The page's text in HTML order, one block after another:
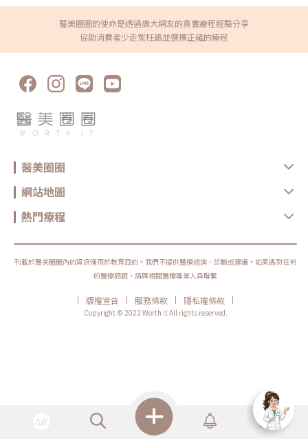
分醫師會搭配鎮定、抗敏或修復保養，請依照指示使用。5. 避免前往高溫環
境或激烈運動治療後 24–48 小時內避免熱水洗臉、泡澡或激烈運動，以免
刺激皮膚。如何預防雀斑？五個日常習慣很重要雀斑雖與遺傳有關，但日常
保護仍能大幅降低變深與增加的風險。雀斑雖然難以完全杜絕，但可以大幅
Reepot AI時光雷射效果與價格全解析眼皮上黃色的斑塊，原來是黃斑瘤！
黃斑瘤該如何治療？皮膚暗沈原因總整理｜5大膚況問題與醫美改善建議一
次看懂常見 Q&A：改善雀斑一定要知道這些Q1：雀斑可以完全去除嗎？雀
顯改善」而非永久消失，尤其是具有遺傳體質的人，更容易在日曬後再次出
現。透過適當的治療與穩定的防曬，可以讓雀斑變得更不明顯、維持較長時
間的好狀態。Q2：治療會痛嗎？需要敷麻嗎？淡斑類療程多為可耐受的微
更舒適。Q3：會不會反黑？淡斑類療程（皮秒、紅寶石雷射、脈衝光）都
有可能出現術後反黑，但發生機率會因膚色、治療能量與術後照護而不同。
中，膚色偏深者反黑風險較高；脈衝光則較溫和，但仍可能短暫變深。降低
反黑的重點在於：嚴格防曬、避免酸類美白產品、加強保濕，多數反黑屬暫
時性，會隨時間逐漸代謝。Q4：皮秒雷射和 AI 時光雷射，哪個比較適合？
皮秒雷射主要用於較集中處理雀斑、曬斑等色素問題；AI 時光雷射則偏向溫
療程選擇仍需依斑點類型、深淺與個人膚質評估，建議由醫師諮詢後，規劃
時、紅感下降後即可上淡妝，但仍需依個人膚況調整。如果有些微結痂或脆
弱感，建議先避免遮瑕、粉底等較厚重的彩妝，以免造成刺激或影響修復。
等皮膚恢復平滑後再正常上妝會更安全。斑點本身不是問題，真正困擾人的
議，淡斑可以變得更輕鬆，也更有方向。如果仍不確定自己的斑點屬性，建
議由專業醫師協助評估，找到最適合自己的改善方式。★溫馨提醒★小編要
提醒大家，醫療並非單純的商業交易，所有的療程都伴隨著風險。因此，作
醫美圈圈的使命是透過廣大網友的真實療程經驗分享
協助消費者少走冤枉路並選擇正確的療程
醫美圈圈
網站地圖
熱門療程
刊載於醫美圈圈內的資訊僅用於教育目的。我們不提供醫療諮詢、診斷或建議。如果遇到任何
的醫療問題，請與相關醫療專業人員聯繫
| 版權宣告 | 服務條款 | 隱私權條款
|
Copyright © 2022 Worth it All rights reserved.